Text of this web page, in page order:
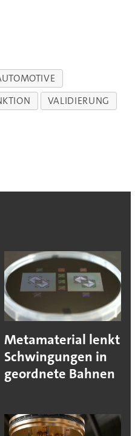
VALIDIERUNG
Metamaterial lenkt
Schwingungen in
geordnete Bahnen